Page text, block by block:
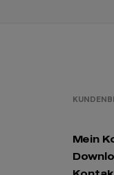
Mein